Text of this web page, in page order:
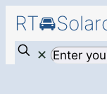
✕